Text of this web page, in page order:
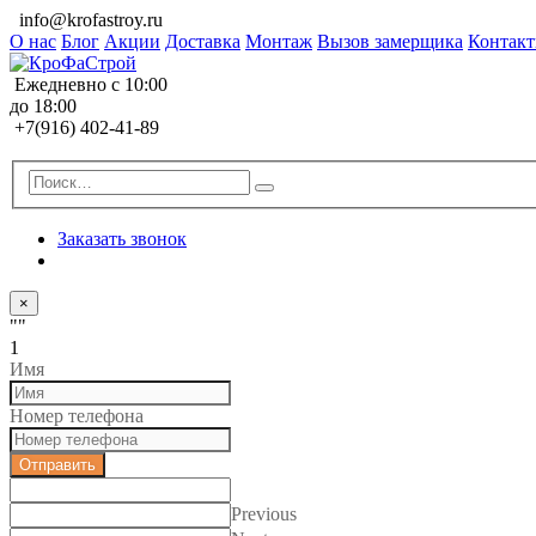
info@krofastroy.ru
О нас Блог Акции Доставка Монтаж Вызов замерщика
Ежедневно с 10:00
до 18:00
+7(916) 402-41-89
Заказать звонок
×
""
1
Имя
Номер телефона
Отправить
Previous